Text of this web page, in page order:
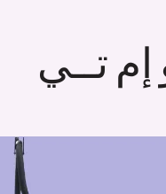
إم تــي